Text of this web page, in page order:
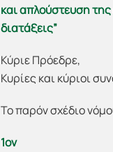
και απλούστευση
διατάξεις”
Κύριε Πρόεδρε,
Κυρίες και κύριοι
Το παρόν σχέδιο
1ον